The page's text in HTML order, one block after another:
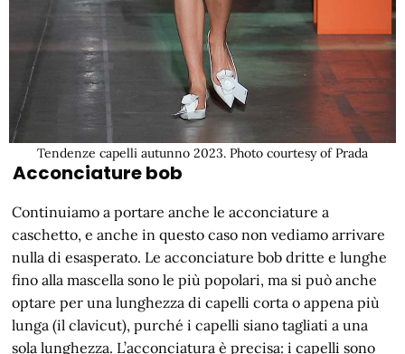
Tendenze capelli autunno 2023. Photo courtesy of Prada
Acconciature bob
Continuiamo a portare anche le acconciature a
caschetto, e anche in questo caso non vediamo arrivare
nulla di esasperato. Le acconciature bob dritte e lunghe
fino alla mascella sono le più popolari, ma si può anche
optare per una lunghezza di capelli corta o appena più
lunga (il clavicut), purché i capelli siano tagliati a una
sola lunghezza. L’acconciatura è precisa: i capelli sono